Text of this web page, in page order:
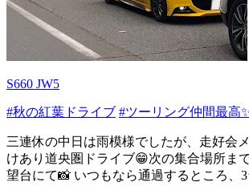
S660 JW5
#秋の紅葉ドライブ #ツーリング仲間最高
三連休の中日は雨模様でしたが、走好会
けあり道央圏ドライブ😁次の集合場所ま
望台にて📸 いつもなら通過するところ、